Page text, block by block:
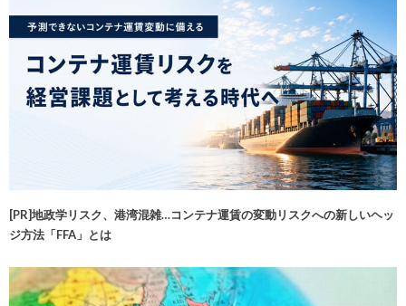
[PR]地政学リスク、港湾混雑…コンテナ運賃の変動リスクへの新しいヘッ
ジ方法「FFA」とは